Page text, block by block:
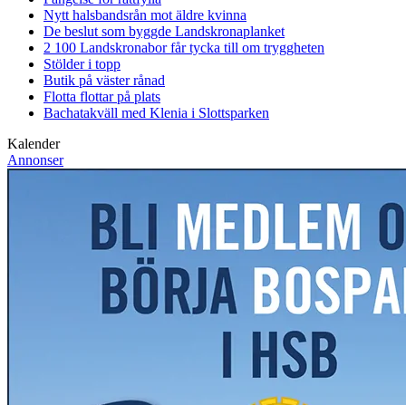
Nytt halsbandsrån mot äldre kvinna
De beslut som byggde Landskronaplanket
2 100 Landskronabor får tycka till om tryggheten
Stölder i topp
Butik på väster rånad
Flotta flottar på plats
Bachatakväll med Klenia i Slottsparken
Kalender
Annonser